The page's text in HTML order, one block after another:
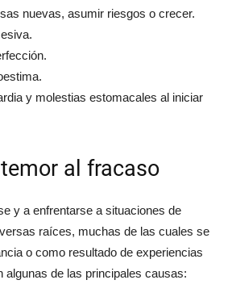
nuevas, asumir riesgos o crecer.
y molestias estomacales al iniciar
al fracaso
y a enfrentarse a situaciones de
raíces, muchas de las cuales se
o como resultado de experiencias
algunas de las principales causas: